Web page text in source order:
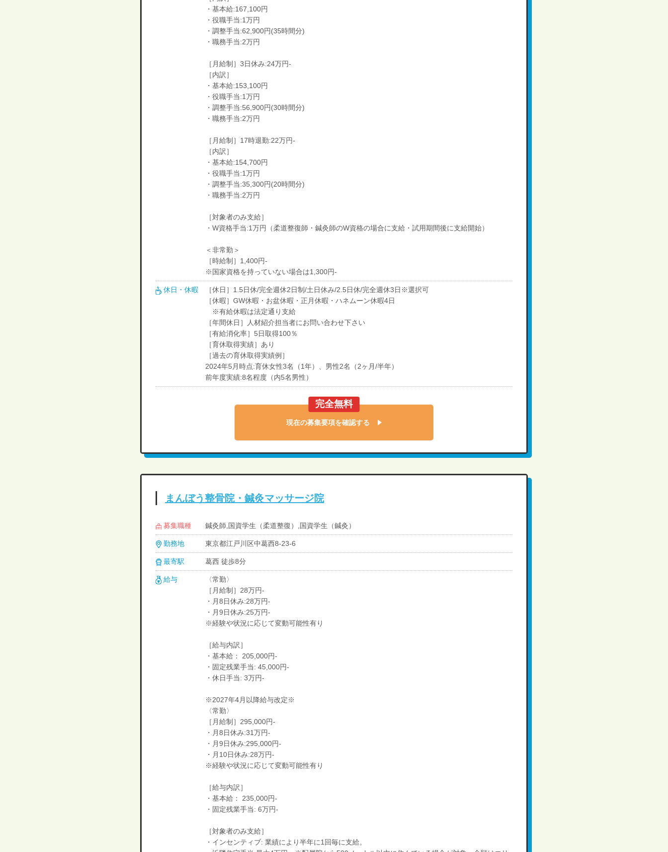
・基本給:167,100円
・役職手当:1万円
・調整手当:62,900円(35時間分)
・職務手当:2万円
［月給制］3日休み:24万円-
［内訳］
・基本給:153,100円
・役職手当:1万円
・調整手当:56,900円(30時間分)
・職務手当:2万円
［月給制］17時退勤:22万円-
［内訳］
・基本給:154,700円
・役職手当:1万円
・調整手当:35,300円(20時間分)
・職務手当:2万円
［対象者のみ支給］
・W資格手当:1万円（柔道整復師・鍼灸師のW資格の場合に支給・試用期間後に支給開始）
＜非常勤＞
［時給制］1,400円-
※国家資格を持っていない場合は1,300円-
休日・休暇
［休日］1.5日休/完全週休2日制/土日休み/2.5日休/完全週休3日※選択可
［休暇］GW休暇・お盆休暇・正月休暇・ハネムーン休暇4日
※有給休暇は法定通り支給
［年間休日］人材紹介担当者にお問い合わせ下さい
［有給消化率］5日取得100％
［育休取得実績］あり
［過去の育休取得実績例］
2024年5月時点:育休女性3名（1年）、男性2名（2ヶ月/半年）
前年度実績:8名程度（内5名男性）
完全無料
現在の募集要項を確認する
まんぼう整骨院・鍼灸マッサージ院
募集職種 鍼灸師,国資学生（柔道整復）,国資学生（鍼灸）
勤務地 東京都江戸川区中葛西8-23-6
最寄駅 葛西 徒歩8分
給与
〈常勤〉
［月給制］28万円-
・月8日休み:28万円-
・月9日休み:25万円-
※経験や状況に応じて変動可能性有り
［給与内訳］
・基本給： 205,000円-
・固定残業手当: 45,000円-
・休日手当: 3万円-
※2027年4月以降給与改定※
〈常勤〉
［月給制］295,000円-
・月8日休み:31万円-
・月9日休み:295,000円-
・月10日休み:28万円-
※経験や状況に応じて変動可能性有り
［給与内訳］
・基本給： 235,000円-
・固定残業手当: 6万円-
［対象者のみ支給］
・インセンティブ: 業績により半年に1回毎に支給。